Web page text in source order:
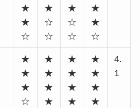
★
★
☆
★
☆
☆
★
☆
☆
★
★
☆
★
★
★
☆
★
★
★
★
★
★
★
★
★
★
★
★
4.
1